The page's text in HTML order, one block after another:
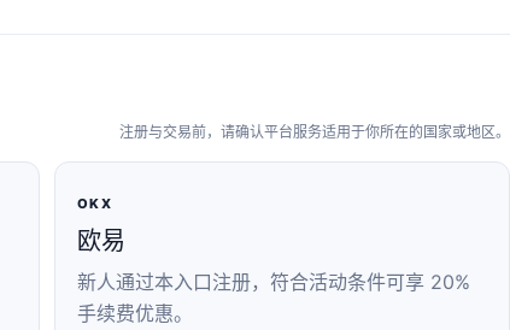
注册与交易前，请确认平台服务适用于你所在的国家或地区。
OKX
欧易
新人通过本入口注册，符合活动条件可享 20%
手续费优惠。